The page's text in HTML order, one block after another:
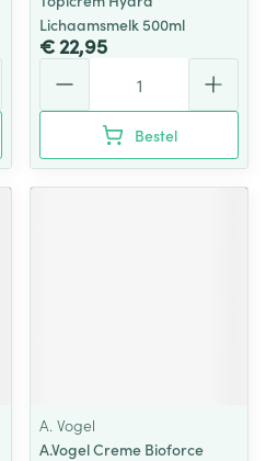
Lichaamsmelk 500ml
€ 22,95
Bestel
A. Vogel
A.Vogel Creme Bioforce